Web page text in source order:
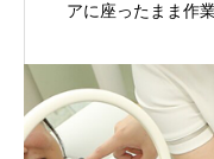
アに座ったまま作